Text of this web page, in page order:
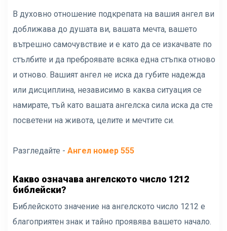
В духовно отношение подкрепата на вашия ангел ви
доближава до душата ви, вашата мечта, вашето
вътрешно самочувствие и е като да се изкачвате по
стълбите и да преброявате всяка една стъпка отново
и отново. Вашият ангел не иска да губите надежда
или дисциплина, независимо в каква ситуация се
намирате, тъй като вашата ангелска сила иска да сте
посветени на живота, целите и мечтите си.
Разгледайте - Ангел номер 555
Какво означава ангелското число 1212
библейски?
Библейското значение на ангелското число 1212 е
благоприятен знак и тайно проявява вашето начало.